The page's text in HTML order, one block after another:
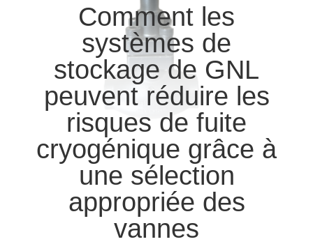
CONTRÔLE
QUALITÉ
CONTACTEZ-
NOUS
NOUVELLES
Comment les
systèmes de
stockage de GNL
peuvent réduire les
risques de fuite
cryogénique grâce à
une sélection
appropriée des
vannes